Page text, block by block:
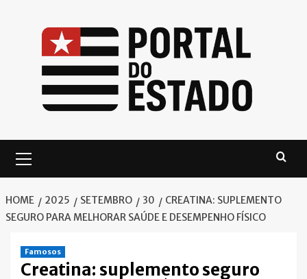
Menu
HOME 2025 SETEMBRO 30
CREATINA: SUPLEMENTO
SEGURO PARA MELHORAR SAÚDE E DESEMPENHO FÍSICO
Famosos
Creatina: suplemento seguro